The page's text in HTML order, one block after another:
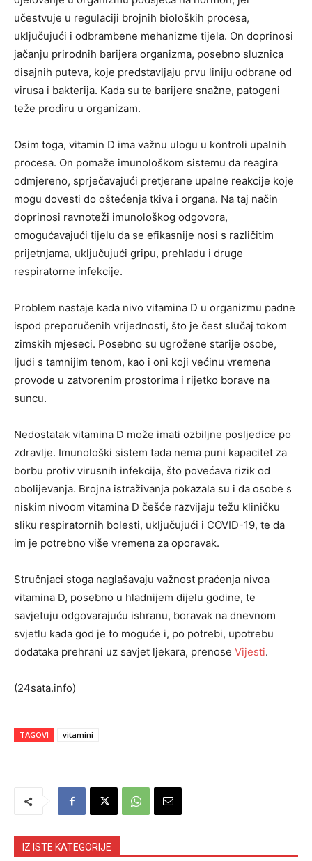
učestvuje u regulaciji brojnih bioloških procesa,
uključujući i odbrambene mehanizme tijela. On doprinosi
jačanju prirodnih barijera organizma, posebno sluznica
disajnih puteva, koje predstavljaju prvu liniju odbrane od
virusa i bakterija. Kada su te barijere snažne, patogeni
teže prodiru u organizam.
Osim toga, vitamin D ima važnu ulogu u kontroli upalnih
procesa. On pomaže imunološkom sistemu da reagira
odmjereno, sprječavajući pretjerane upalne reakcije koje
mogu dovesti do oštećenja tkiva i organa. Na taj način
doprinosi ravnoteži imunološkog odgovora,
omogućavajući tijelu da se efikasnije nosi s različitim
prijetnjama, uključujući gripu, prehladu i druge
respiratorne infekcije.
Problem nastaje kada nivo vitamina D u organizmu padne
ispod preporučenih vrijednosti, što je čest slučaj tokom
zimskih mjeseci. Posebno su ugrožene starije osobe,
ljudi s tamnijim tenom, kao i oni koji većinu vremena
provode u zatvorenim prostorima i rijetko borave na
suncu.
Nedostatak vitamina D može imati ozbiljne posljedice po
zdravlje. Imunološki sistem tada nema puni kapacitet za
borbu protiv virusnih infekcija, što povećava rizik od
obolijevanja. Brojna istraživanja pokazala su i da osobe s
niskim nivoom vitamina D češće razvijaju težu kliničku
sliku respiratornih bolesti, uključujući i COVID-19, te da
im je potrebno više vremena za oporavak.
Stručnjaci stoga naglašavaju važnost praćenja nivoa
vitamina D, posebno u hladnijem dijelu godine, te
savjetuju odgovarajuću ishranu, boravak na dnevnom
svjetlu kada god je to moguće i, po potrebi, upotrebu
dodataka prehrani uz savjet ljekara, prenose Vijesti.
(24sata.info)
TAGOVI vitamini
IZ ISTE KATEGORIJE